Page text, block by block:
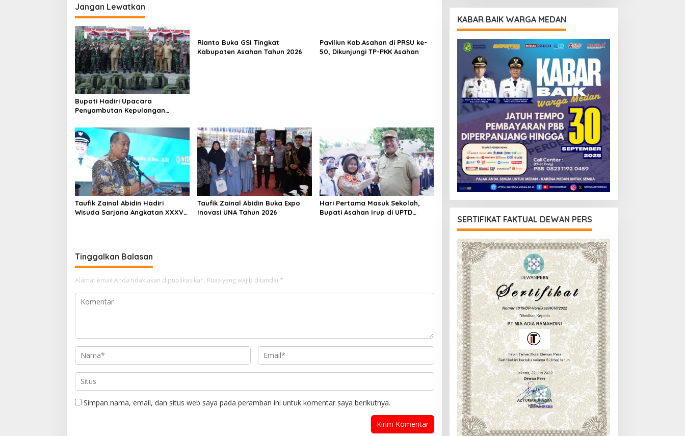
a
n
a
i
g
a
s
i
p
o
s
Jangan Lewatkan
Bupati Hadiri Upacara
Penyambutan Kepulangan
Tahun 2026
Rianto Buka GSI Tingkat
Kabupaten Asahan Tahun 2026
Paviliun Kab.Asahan di PRSU ke-
50, Dikunjungi TP-PKK Asahan
Taufik Zainal Abidin Hadiri
Wisuda Sarjana Angkatan XXXVI
Taufik Zainal Abidin Buka Expo
Inovasi UNA Tahun 2026
Hari Pertama Masuk Sekolah,
Bupati Asahan Irup di UPTD
Tinggalkan Balasan
Alamat email Anda tidak akan dipublikasikan. Ruas yang wajib ditandai *
Simpan nama, email, dan situs web saya pada peramban ini untuk komentar saya berikutnya.
KABAR BAIK WARGA MEDAN
SERTIFIKAT FAKTUAL DEWAN PERS